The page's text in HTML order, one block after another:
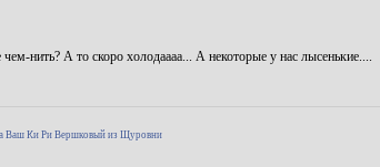
нить? А то скоро холодаааа... А некоторые у нас лысенькие....
Ваш Ки Ри Вершковый из Щуровни